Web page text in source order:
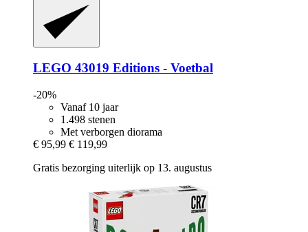
LEGO 43019 Editions -​ Voetbal
-20%
Vanaf 10 jaar
1.498 stenen
Met verborgen diorama
€ 95,99 € 119,99
Gratis bezorging uiterlijk op 13. augustus